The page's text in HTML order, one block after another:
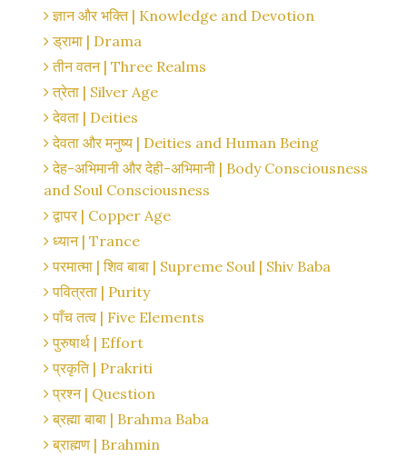
ज्ञान और भक्ति | Knowledge and Devotion
ड्रामा | Drama
तीन वतन | Three Realms
त्रेता | Silver Age
देवता | Deities
देवता और मनुष्य | Deities and Human Being
देह-अभिमानी और देही-अभिमानी | Body Consciousness
and Soul Consciousness
द्वापर | Copper Age
ध्यान | Trance
परमात्मा | शिव बाबा | Supreme Soul | Shiv Baba
पवित्रता | Purity
पाँच तत्व | Five Elements
पुरुषार्थ | Effort
प्रकृति | Prakriti
प्रश्न | Question
ब्रह्मा बाबा | Brahma Baba
ब्राह्मण | Brahmin